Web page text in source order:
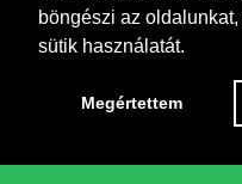
böngészi az
sütik használatát.
Megértettem